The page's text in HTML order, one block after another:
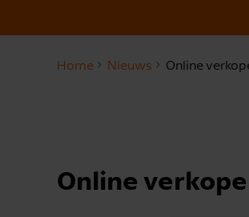
Home Nieuws Online
Online